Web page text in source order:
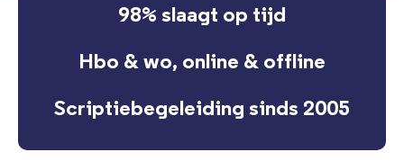
98% slaagt op tijd
Hbo & wo, online & offline
Scriptiebegeleiding sinds 2005